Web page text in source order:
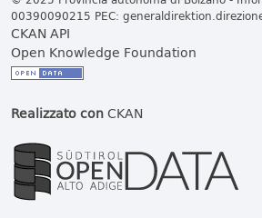
00390090215 PEC:
CKAN API
Open Knowledge Foundation
Realizzato conCKAN